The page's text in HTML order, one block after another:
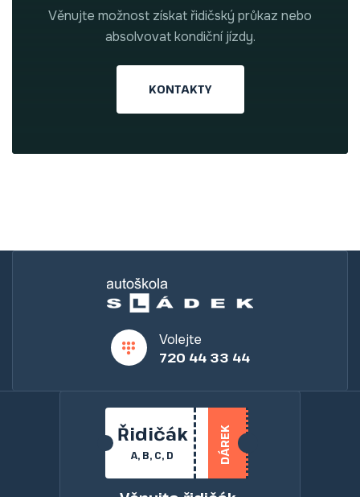
Věnujte možnost získat řidičský průkaz nebo
absolvovat kondiční jízdy.
KONTAKTY
Volejte
720 44 33 44
Řidičák
A, B, C, D DÁREK